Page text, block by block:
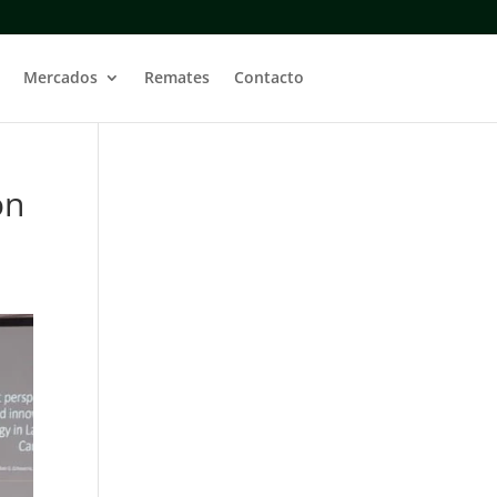
Mercados Remates Contacto